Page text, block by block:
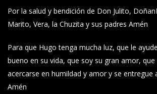
Por la salud y bendición de Don Julito,
Marito, Vera, la Chuzita y sus padres Amén
Para que Hugo tenga mucha luz, que le
bueno en su vida, que soy su gran amor,
acercarse en humildad y amor y se entregue
Amén